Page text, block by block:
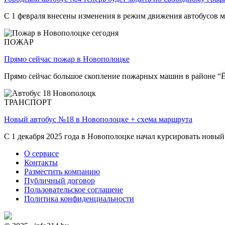
С 1 февраля внесены изменения в режим движения
ПОЖАР
Прямо сейчас пожар в Новополоцке
Прямо сейчас большое скопление пожарных машин в районе
ТРАНСПОРТ
Новый автобус №18 в Новополоцке + схема маршрута
С 1 декабря 2025 года в Новополоцке начал курсировать
О сервисе
Контакты
Разместить компанию
Публичный договор
Пользовательское соглашене
Политика конфиденциальности